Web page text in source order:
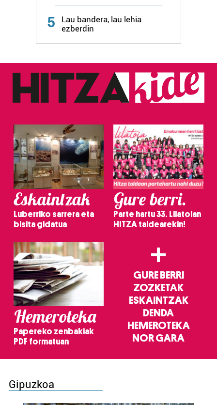
5
Lau bandera, lau lehia
ezberdin
Eskaintzak
Luberriko sarrera eta
bisita gidatua
Gure berri.
Parte hartu 33. Lilatoian
HITZA taldearekin!
Hemeroteka
Papereko zenbakiak
PDF formatuan
+
GURE BERRI
ZOZKETAK
ESKAINTZAK
DENDA
HEMEROTEKA
NOR GARA
Gipuzkoa